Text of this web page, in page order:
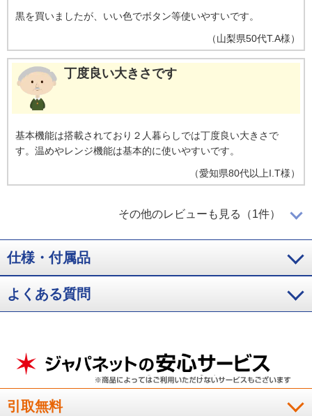
黒を買いましたが、いい色でボタン等使いやすいです。
（山梨県50代T.A様）
丁度良い大きさです
基本機能は搭載されており２人暮らしでは丁度良い大きさで
す。温めやレンジ機能は基本的に使いやすいです。
（愛知県80代以上I.T様）
満足感があります
に機能が良くて使いやすく満足感があります。
す。
商品により、同一シリーズをご購入された方の声を含みます。
その他のレビューも見る（1件）
仕様・付属品
よくある質問
引取無料